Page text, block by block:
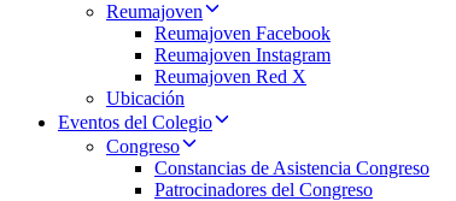
Reumajoven
Reumajoven Facebook
Reumajoven Instagram
Reumajoven Red X
Ubicación
Eventos del Colegio
Congreso
Constancias de Asistencia Congreso
Patrocinadores del Congreso